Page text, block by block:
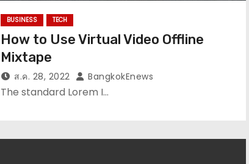
BUSINESS TECH
How to Use Virtual Video Offline
Mixtape
ส.ค. 28, 2022 BangkokEnews
The standard Lorem I…